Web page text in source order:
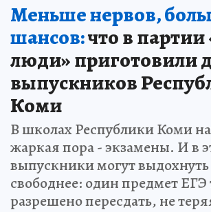
Меньше нервов,
шансов:что в
люди» приготовили
выпускников
Коми
В школах Республики Коми
жаркая пора - экзамены. И в
выпускники могут выдохнуть
свободнее: один предмет ЕГЭ
разрешено пересдать, не